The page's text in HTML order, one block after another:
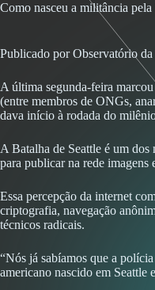
Como nasceu a militância
Publicado por Observatório
A última segunda-feira
(entre membros de ONGs,
dava início à rodada do
A Batalha de Seattle é um
para publicar na rede
Essa percepção da internet
criptografia, navegação
técnicos radicais.
“Nós já sabíamos que a
americano nascido em